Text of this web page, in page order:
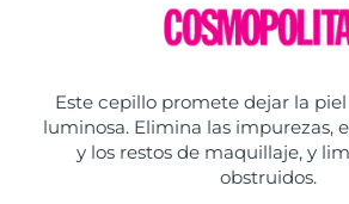
Este cepillo promete dejar la
luminosa. Elimina las impurezas,
y los restos de maquillaje, y
obstruidos.